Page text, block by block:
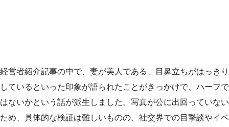
経営者紹介記事の中で、妻が美人である、目鼻立ちがはっきり
しているといった印象が語られたことがきっかけで、ハーフで
はないかという話が派生しました。写真が公に出回っていない
ため、具体的な検証は難しいものの、社交界での目撃談やイベ